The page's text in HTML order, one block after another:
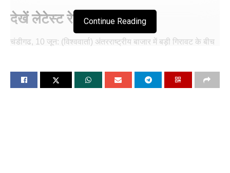
देखें लेटेस्ट रेट
चंडीगढ, 10 जून: (विश्ववार्ता) अंतरराष्ट्रीय बाजार में बड़ी गिरावट के बीच
साथ खुले। MCX सोने की कीमतें 71,000 के नीचे चल रही हैं जबकि
Continue Reading